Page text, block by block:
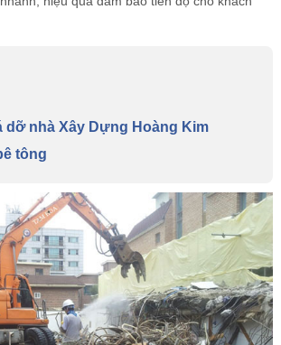
dỡ nhà Xây Dựng Hoàng Kim
tông